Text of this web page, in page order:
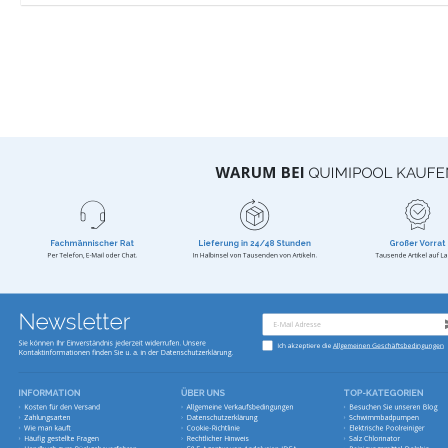
WARUM BEI QUIMIPOOL
Fachmännischer Rat
Per Telefon, E-Mail oder Chat.
Lieferung in 24/48 Stunden
In Halbinsel von Tausenden von Artikeln.
Großer Vorrat
Tausende Artikel auf
Newsletter
Sie können Ihr Einverständnis jederzeit widerrufen. Unsere
Kontaktinformationen finden Sie u. a. in der Datenschutzerklärung.
Ich akzeptiere die Allgemeinen Geschäftsbedingungen
INFORMATION
Kosten für den Versand
Zahlungsarten
Wie man kauft
Häufig gestellte Fragen
ÜBER UNS
Allgemeine Verkaufsbedingungen
Datenschutzerklärung
Cookie-Richtlinie
Rechtlicher Hinweis
TOP-KATEGORIEN
Besuchen Sie unseren Blog
Schwimmbadpumpen
Elektrische Poolreiniger
Salz Chlorinator